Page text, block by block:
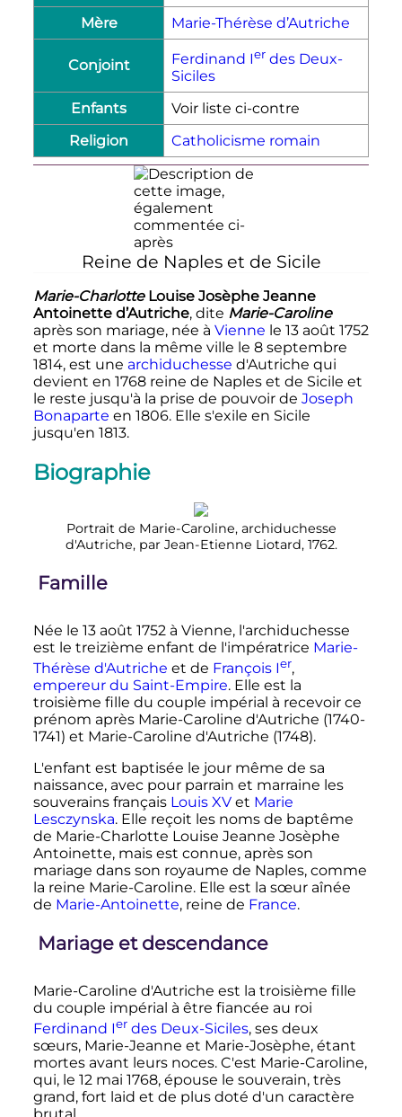
Mère
Marie-Thérèse d’Autriche
Conjoint Ferdinand Ier des Deux-
Siciles
Enfants
Voir liste ci-contre
Religion
Catholicisme romain
Reine de Naples et de Sicile
Marie-CharlotteLouise Josèphe Jeanne
Antoinette d’Autriche, dite Marie-Caroline
après son mariage, née à Vienne le 13 août 1752
et morte dans la même ville le 8 septembre
1814, est une archiduchesse d'Autriche qui
devient en 1768 reine de Naples et de Sicile et
le reste jusqu'à la prise de pouvoir de Joseph
Bonaparte en 1806. Elle s'exile en Sicile
jusqu'en 1813.
Biographie
Portrait de Marie-Caroline, archiduchesse
d'Autriche, par Jean-Etienne Liotard, 1762.
Famille
Née le 13 août 1752à Vienne, l'archiduchesse
est le treizième enfant de l'impératrice Marie-
Thérèse d'Autriche et de François Ier,
empereur du Saint-Empire. Elle est la
troisième fille du couple impérial à recevoir ce
prénom après Marie-Caroline d'Autriche (1740-
1741) et Marie-Caroline d'Autriche (1748).
L'enfant est baptisée le jour même de sa
naissance, avec pour parrain et marraine les
souverains français Louis XVet Marie
Lesczynska. Elle reçoit les noms de baptême
de Marie-Charlotte Louise Jeanne Josèphe
Antoinette, mais est connue, après son
mariage dans son royaume de Naples, comme
la reine Marie-Caroline. Elle est la sœur aînée
de Marie-Antoinette, reine de France.
Mariage et descendance
Marie-Caroline d'Autriche est la troisième fille
du couple impérial à être fiancée au roi
Ferdinand Ier des Deux-Siciles, ses deux
sœurs, Marie-Jeanne et Marie-Josèphe, étant
mortes avant leurs noces. C'est Marie-Caroline,
qui, le 12 mai 1768, épouse le souverain, très
grand, fort laid et de plus doté d'un caractère